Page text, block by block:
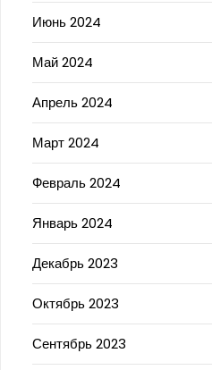
Июнь 2024
Май 2024
Апрель 2024
Март 2024
Февраль 2024
Январь 2024
Декабрь 2023
Октябрь 2023
Сентябрь 2023